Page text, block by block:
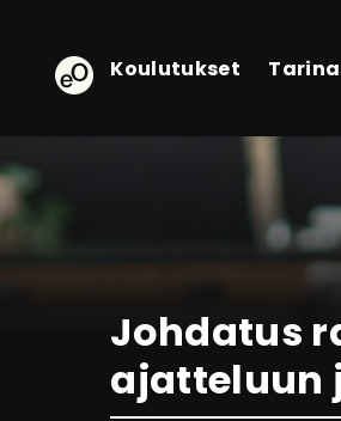
eOppiva - Etusivulle
Koulutukset
Johdatus
ajatteluun